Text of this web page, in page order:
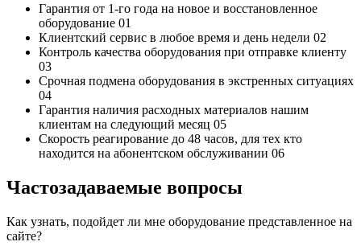
Гарантия от 1-го года на новое и восстановленное
оборудование 01
Клиентский сервис в любое время и день недели 02
Контроль качества оборудования при отправке клиенту
03
Срочная подмена оборудования в экстренных ситуациях
04
Гарантия наличия расходных материалов нашим
клиентам на следующий месяц 05
Скорость реагирование до 48 часов, для тех кто
находится на абонентском обслуживании 06
Частозадаваемые вопросы
Как узнать, подойдет ли мне оборудование представленное на
сайте?